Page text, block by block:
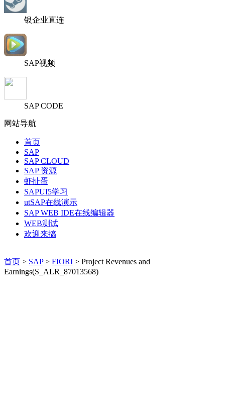
银企业直连
SAP视频
SAP CODE
网站导航
首页
SAP
SAP CLOUD
SAP 资源
虾扯蛋
SAPUI5学习
utSAP在线演示
SAP WEB IDE在线编辑器
WEB测试
欢迎来搞
首页 > SAP> FIORI > Project Revenues and
Earnings(S_ALR_87013568)